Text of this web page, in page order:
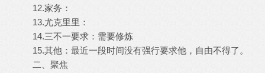
12.家务：
13.尤克里里：
14.三不一要求：需要修炼
15.其他：最近一段时间没有强行要求他，自由不得了。
二、聚焦